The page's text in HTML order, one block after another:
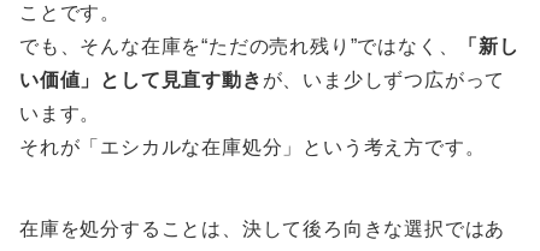
ことです。
でも、そんな在庫を“ただの売れ残り”ではなく、
「新し
い価値」として見直す動き が、いま少しずつ広がって
います。
それが「エシカルな在庫処分」という考え方です。
在庫を処分することは、決して後ろ向きな選択ではあ